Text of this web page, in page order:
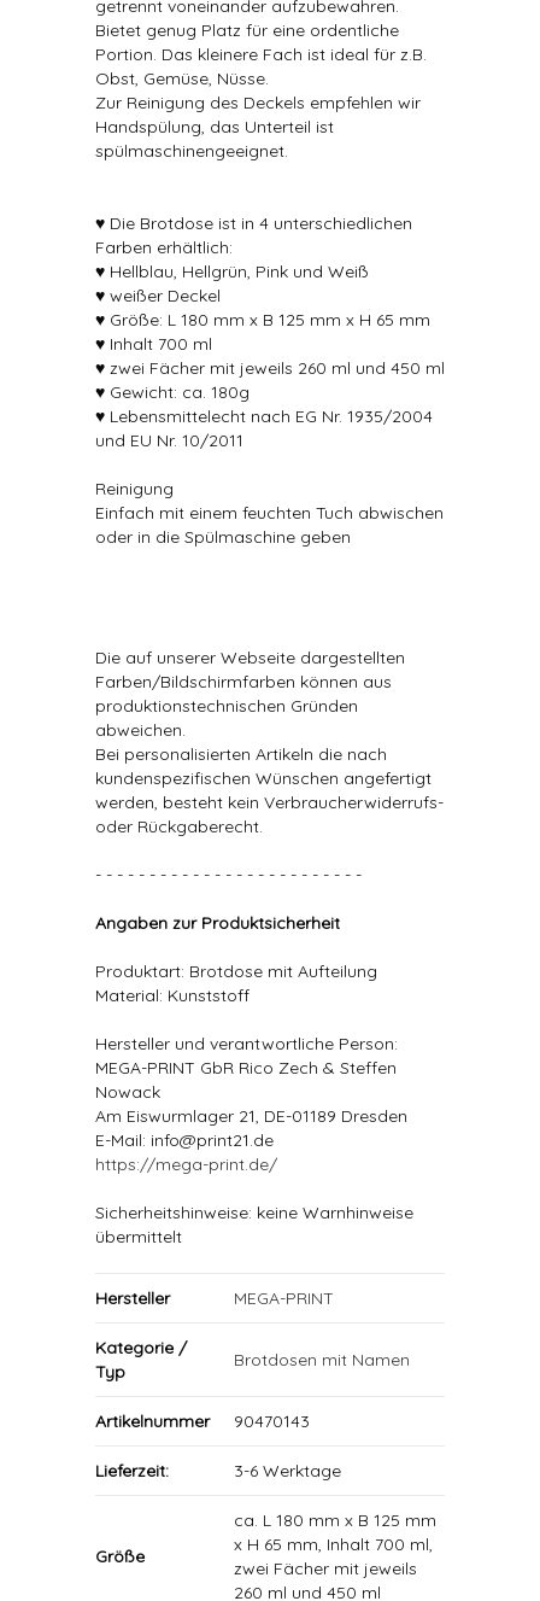
getrennt voneinander aufzubewahren.
Bietet genug Platz für eine ordentliche
Portion. Das kleinere Fach ist ideal für z.B.
Obst, Gemüse, Nüsse.
Zur Reinigung des Deckels empfehlen wir
Handspülung, das Unterteil ist
spülmaschinengeeignet.
♥ Die Brotdose ist in 4 unterschiedlichen
Farben erhältlich:
♥ Hellblau, Hellgrün, Pink und Weiß
♥ weißer Deckel
♥ Größe: L 180 mm x B 125 mm x H 65 mm
♥ Inhalt 700 ml
♥ zwei Fächer mit jeweils 260 ml und 450 ml
♥ Gewicht: ca. 180g
♥ Lebensmittelecht nach EG Nr. 1935/2004
und EU Nr. 10/2011
Reinigung
Einfach mit einem feuchten Tuch abwischen
oder in die Spülmaschine geben
Die auf unserer Webseite dargestellten
Farben/Bildschirmfarben können aus
produktionstechnischen Gründen
abweichen.
Bei personalisierten Artikeln die nach
kundenspezifischen Wünschen angefertigt
werden, besteht kein Verbraucherwiderrufs-
oder Rückgaberecht.
- - - - - - - - - - - - - - - - - - - - - - - - -
Angaben zur Produktsicherheit
Produktart: Brotdose mit Aufteilung
Material: Kunststoff
Hersteller und verantwortliche Person:
MEGA-PRINT GbR Rico Zech & Steffen
Nowack
Am Eiswurmlager 21, DE-01189 Dresden
E-Mail: info@print21.de
https://mega-print.de/
Sicherheitshinweise: keine Warnhinweise
übermittelt
Hersteller MEGA-PRINT
Kategorie /
Typ
Brotdosen mit Namen
Artikelnummer 90470143
Lieferzeit: 3-6 Werktage
Größe
ca. L 180 mm x B 125 mm
x H 65 mm, Inhalt 700 ml,
zwei Fächer mit jeweils
260 ml und 450 ml